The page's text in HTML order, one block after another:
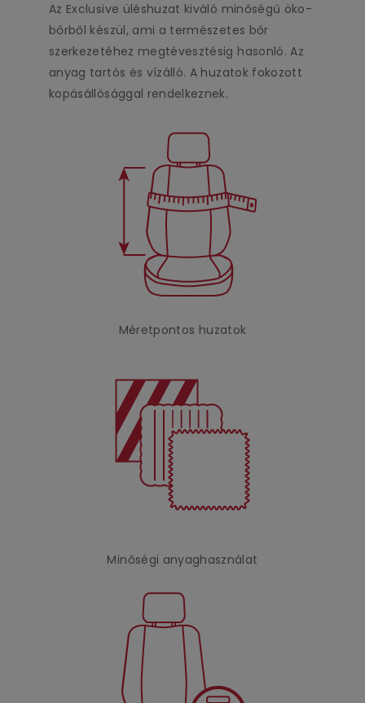
Az Exclusive üléshuzat kiváló minőségű öko-
bőrből készül, ami a természetes bőr
szerkezetéhez megtévesztésig hasonló. Az
anyag tartós és vízálló. A huzatok fokozott
kopásállósággal rendelkeznek.
Méretpontos huzatok
Minőségi anyaghasználat